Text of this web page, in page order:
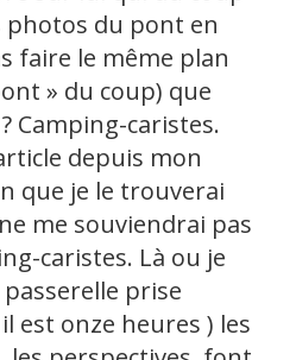
photos du pont en
faire le même plan
» du coup) que
Camping-caristes.
depuis mon
que je le trouverai
me souviendrai pas
caristes. Là ou je
prise
est onze heures ) les